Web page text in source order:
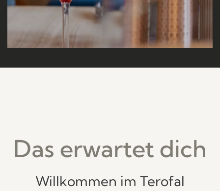
Das erwartet dich
Willkommen im Terofal